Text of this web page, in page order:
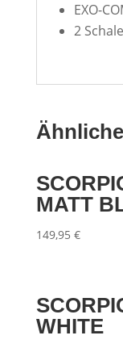
EXO-
2
MATT
149,95 €
WHITE